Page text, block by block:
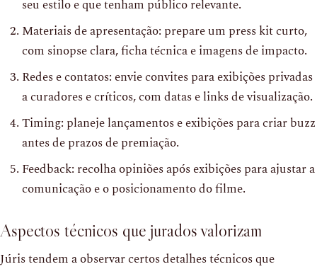
seu estilo e que tenham público relevante.
Materiais de apresentação: prepare um press kit curto,
com sinopse clara, ficha técnica e imagens de impacto.
Redes e contatos: envie convites para exibições privadas
a curadores e críticos, com datas e links de visualização.
Timing: planeje lançamentos e exibições para criar buzz
antes de prazos de premiação.
Feedback: recolha opiniões após exibições para ajustar a
comunicação e o posicionamento do filme.
Aspectos técnicos que jurados valorizam
Júris tendem a observar certos detalhes técnicos que